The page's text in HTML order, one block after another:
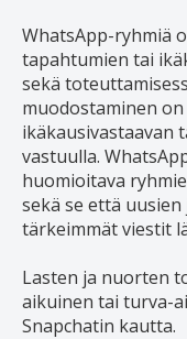
WhatsApp-ryhmiä
tapahtumien tai
sekä
muodostaminen
ikäkausivastaavan
vastuulla.
huomioitava
sekä se että
tärkeimmät viestit
Lasten ja nuorten
aikuinen tai turva-
Snapchatin kautta.